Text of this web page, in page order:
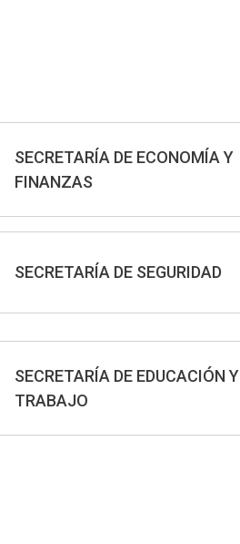
SECRETARÍA DE ECONOMÍA Y
FINANZAS
SECRETARÍA DE SEGURIDAD
SECRETARÍA DE EDUCACIÓN Y
TRABAJO